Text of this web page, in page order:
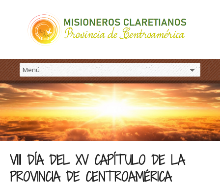
VIII DÍA DEL XV CAPÍTULO DE LA
PROVINCIA DE CENTROAMÉRICA